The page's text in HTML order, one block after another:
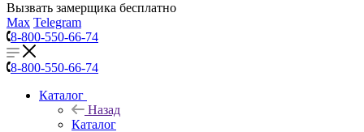
Вызвать замерщика бесплатно
Max Telegram
8-800-550-66-74
8-800-550-66-74
Каталог
Назад
Каталог